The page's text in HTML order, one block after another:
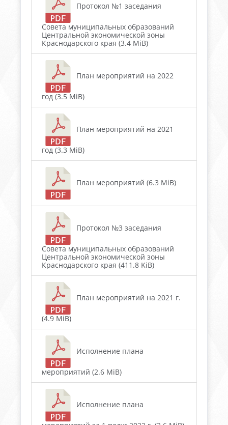
Протокол №1 заседания
Совета муниципальных образований
Центральной экономической зоны
Краснодарского края (3.4 MiB)
План мероприятий на 2022
год (3.5 MiB)
План мероприятий на 2021
год (3.3 MiB)
План мероприятий (6.3 MiB)
Протокол №3 заседания
Совета муниципальных образований
Центральной экономической зоны
Краснодарского края (411.8 KiB)
План мероприятий на 2021 г.
(4.9 MiB)
Исполнение плана
мероприятий (2.6 MiB)
Исполнение плана